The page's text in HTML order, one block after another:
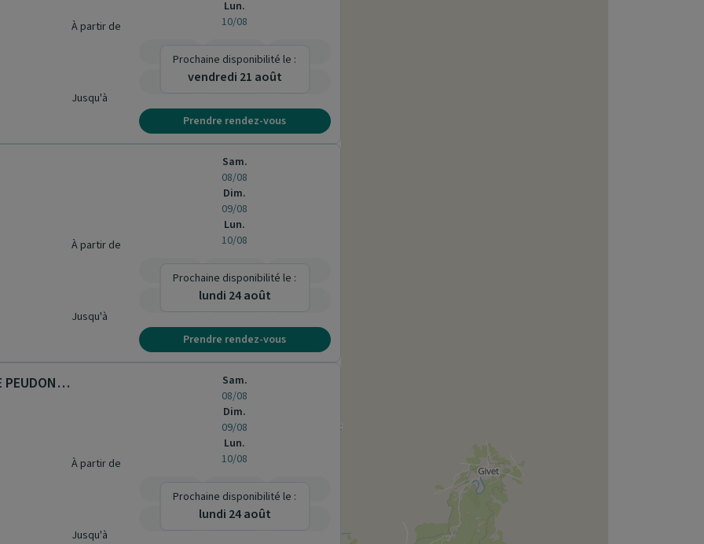
À partir de
Jusqu'à
Lun.
10/08
-
Prochaine disponibilité le :
vendredi 21 août
Prendre rendez-vous
À partir de
Jusqu'à
Sam.
08/08
Dim.
09/08
Lun.
10/08
-
Prochaine disponibilité le :
lundi 24 août
Prendre rendez-vous
Cabinet de sages-femmes. MME PEUDON MME HOFBAUER MME TRAN-RUHLAND-MSP SAINT DIZIER
À partir de
Jusqu'à
Sam.
08/08
Dim.
09/08
Lun.
10/08
-
Prochaine disponibilité le :
lundi 24 août